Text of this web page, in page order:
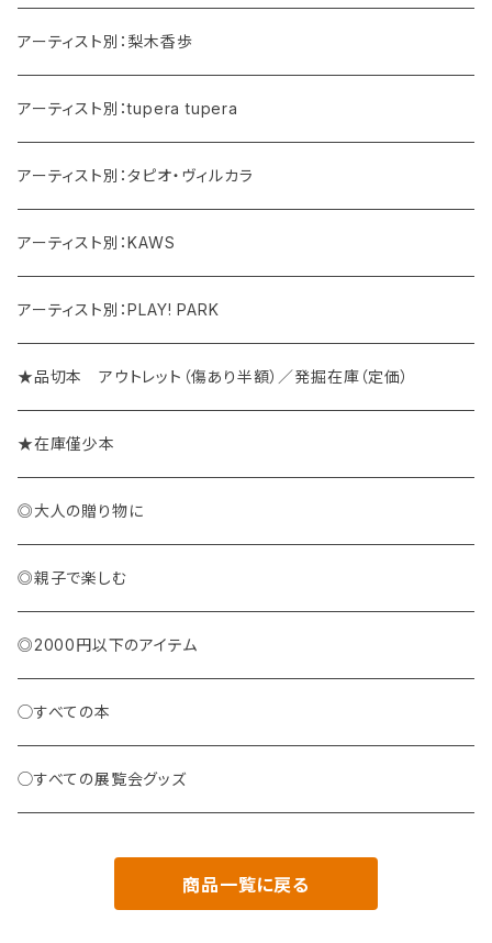
アーティスト別：梨木香歩
アーティスト別：tupera tupera
アーティスト別：タピオ・ヴィルカラ
アーティスト別：KAWS
アーティスト別：PLAY! PARK
★品切本 アウトレット（傷あり半額）／発掘在庫（定価）
★在庫僅少本
◎大人の贈り物に
◎親子で楽しむ
◎2000円以下のアイテム
◯すべての本
◯すべての展覧会グッズ
商品一覧に戻る